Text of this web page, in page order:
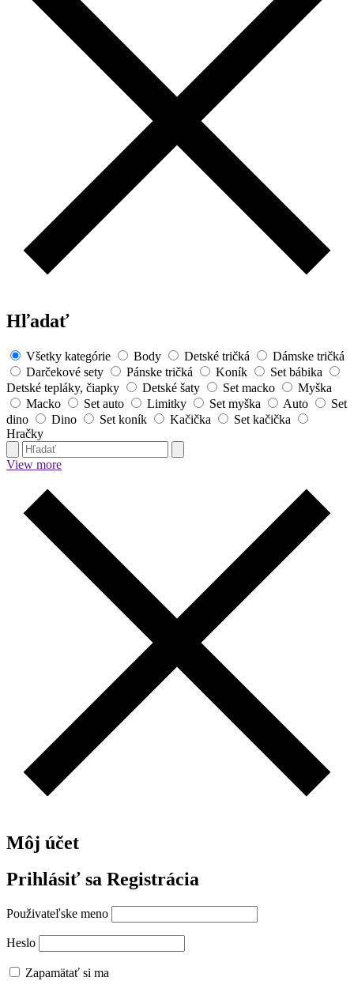
Hľadať
Všetky kategórie Body Detské tričká
Dámske tričká
Darčekové sety
Pánske tričká Koník
Set bábika
Detské tepláky, čiapky
Detské šaty Set macko
Myška
Macko
Set auto Limitky Set myška Auto
Set
dino
Dino Set koník Kačička
Set kačička
Hračky
View more
Môj účet
Prihlásiť sa Registrácia
Použivateľske meno
Heslo
Zapamätať si ma